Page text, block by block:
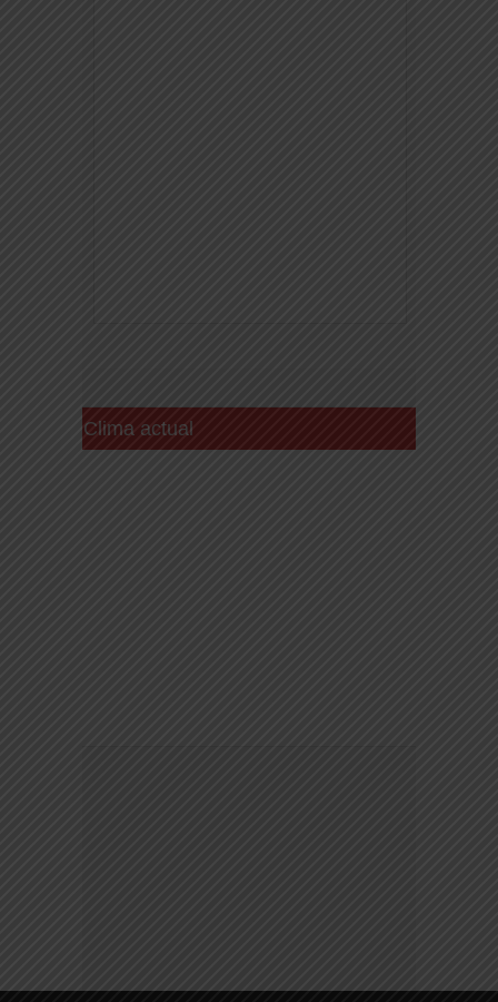
Clima actual